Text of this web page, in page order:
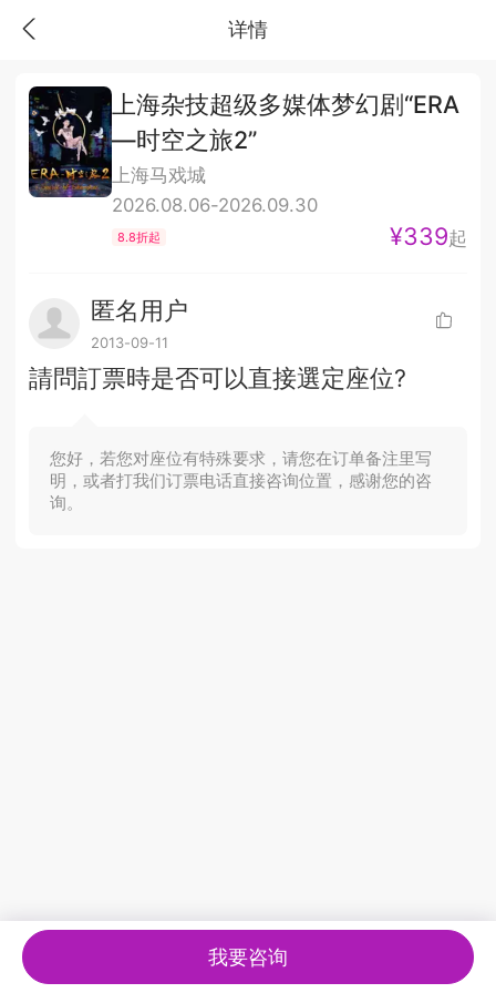
详情
上海杂技超级多媒体梦幻剧“ERA
—时空之旅2”
上海马戏城
2026.08.06-2026.09.30
8.8折起 ¥339起
匿名用户
2013-09-11
請問訂票時是否可以直接選定座位?
您好，若您对座位有特殊要求，请您在订单备注里写
明，或者打我们订票电话直接咨询位置，感谢您的咨
询。
我要咨询